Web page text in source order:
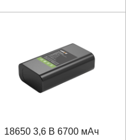
18650 3,6 В 6700 мАч